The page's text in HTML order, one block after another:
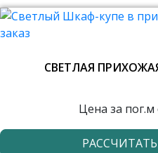
СВЕТЛАЯ
Цена за пог.м